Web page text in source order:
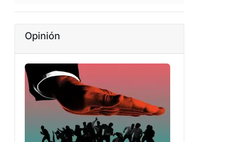
Opinión